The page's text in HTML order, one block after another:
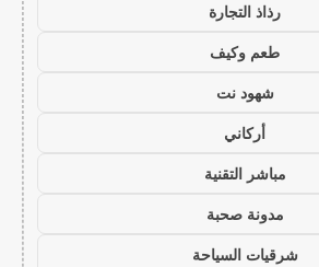
رذاذ التجارة
طعم وكيف
شهود نت
أركاني
مباشر التقنية
مدونة صحبة
شرقيات السياحة